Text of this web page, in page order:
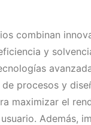
combinan
y
procesos y
maximizar el
Además,